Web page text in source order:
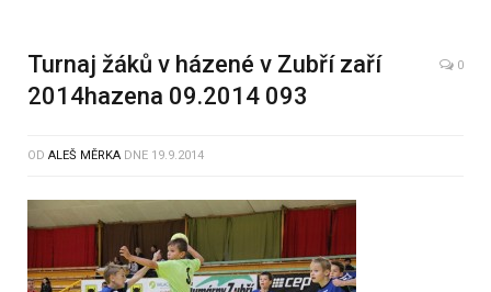
Turnaj žáků v házené v Zubří zaří
2014hazena 09.2014 093
0
OD ALEŠ MĚRKA DNE 19.9.2014